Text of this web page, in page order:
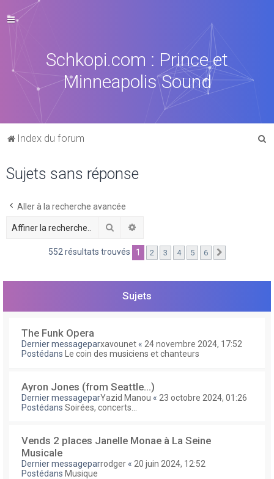
Schkopi.com : Prince et
Minneapolis Sound
Index du forum
Sujets sans réponse
Aller à la recherche avancée
Rechercher
552 résultats trouvés 1 2 3 4 5 6
Sujets
The Funk Opera
Dernier messageparxavounet « 24 novembre 2024, 17:52
Postédans
Le coin des musiciens et chanteurs
Ayron Jones (from Seattle...)
Dernier messageparYazid Manou « 23 octobre 2024, 01:26
Postédans Soirées, concerts...
Vends 2 places Janelle Monae à La Seine
Musicale
Dernier messageparrodger « 20 juin 2024, 12:52
Postédans Musique